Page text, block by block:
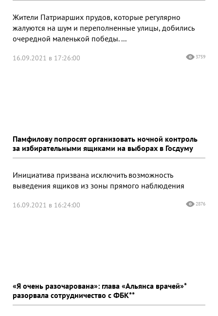
Жители Патриарших прудов, которые регулярно
жалуются на шум и переполненные улицы, добились
очередной маленькой победы. ...
16.09.2021 в 17:26:00 3759
Памфилову попросят организовать ночной контроль
за избирательными ящиками на выборах в Госдуму
Инициатива призвана исключить возможность
выведения ящиков из зоны прямого наблюдения
16.09.2021 в 16:24:00 2876
«Я очень разочарована»: глава «Альянса врачей»*
разорвала сотрудничество с ФБК**